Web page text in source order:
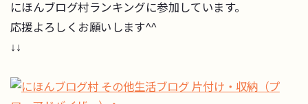
にほんブログ村ランキングに参加しています。
応援よろしくお願いします^^
↓↓